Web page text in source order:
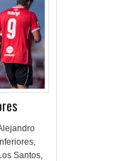
,
Santos,